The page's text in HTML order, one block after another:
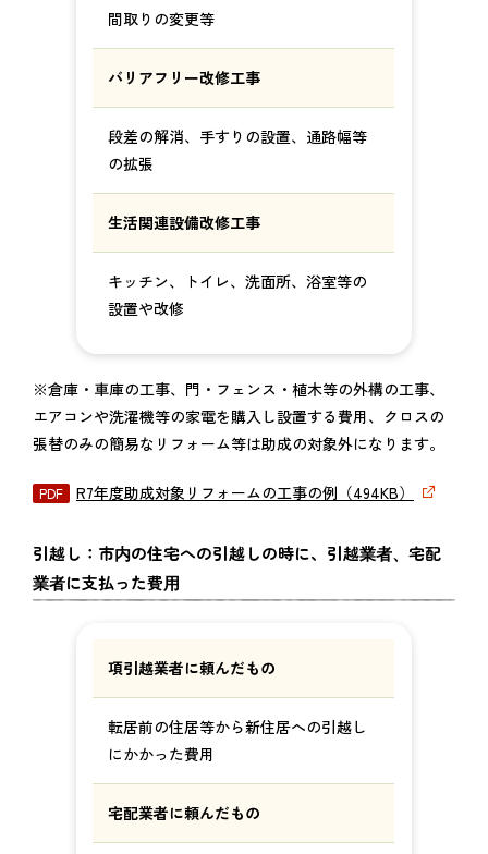
間取りの変更等
バリアフリー改修工事
段差の解消、手すりの設置、通路幅等
の拡張
生活関連設備改修工事
キッチン、トイレ、洗面所、浴室等の
設置や改修
※倉庫・車庫の工事、門・フェンス・植木等の外構の工事、
エアコンや洗濯機等の家電を購入し設置する費用、クロスの
張替のみの簡易なリフォーム等は助成の対象外になります。
R7年度助成対象リフォームの工事の例（494KB）
引越し：市内の住宅への引越しの時に、引越業者、宅配
業者に支払った費用
項引越業者に頼んだもの
転居前の住居等から新住居への引越し
にかかった費用
宅配業者に頼んだもの